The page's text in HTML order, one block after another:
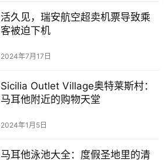
活久见，瑞安航空超卖机票导致乘
客被迫下机
2024年7月17日
Sicilia Outlet Village奥特莱斯村：
马耳他附近的购物天堂
2024年1月5日
马耳他泳池大全：度假圣地里的清